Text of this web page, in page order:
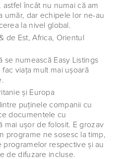
încât nu numai că am
umăr, dar echipele lor ne-au
la nivel global.
de Est, Africa, Orientul
se numească Easy Listings
viaţa mult mai uşoară
şi Europa
puţinele companii cu
documentele cu
mai uşor de folosit. E grozav
programe ne sosesc la timp,
programelor respective şi au
de difuzare incluse.